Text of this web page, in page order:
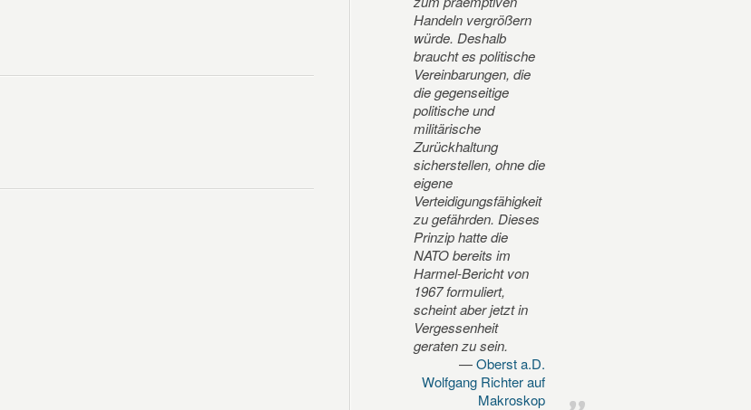
Handeln vergrößern
würde. Deshalb
braucht es politische
Vereinbarungen, die
die gegenseitige
politische und
militärische
Zurückhaltung
sicherstellen, ohne die
eigene
Verteidigungsfähigkeit
zu gefährden. Dieses
Prinzip hatte die
NATO bereits im
Harmel-Bericht von
1967 formuliert,
scheint aber jetzt in
Vergessenheit
geraten zu sein.
Oberst a.D.
Wolfgang Richter auf
Makroskop